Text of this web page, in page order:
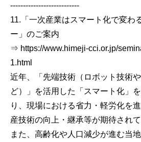
---------------------------
11.「一次産業はスマート化で変わ
ー」のご案内
⇒ https://www.himeji-cci.or.jp/
1.html
近年、「先端技術（ロボット技術
ど）」を活用した「スマート化」
り、現場における省力・軽労化を
産技術の向上・継承等が期待されて
また、高齢化や人口減少が進む当